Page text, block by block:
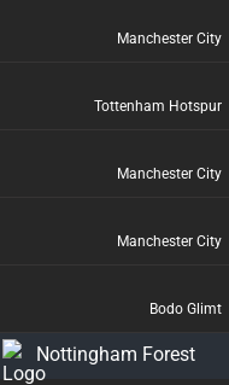
Manchester City
Tottenham Hotspur
Manchester City
Manchester City
Bodo Glimt
Nottingham Forest